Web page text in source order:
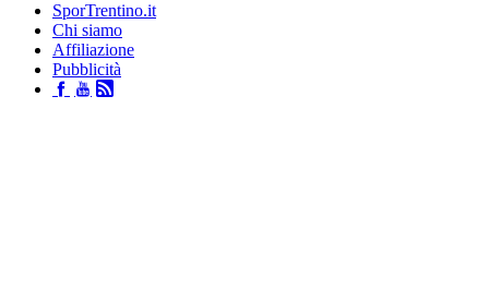
SporTrentino.it
Chi siamo
Affiliazione
Pubblicità